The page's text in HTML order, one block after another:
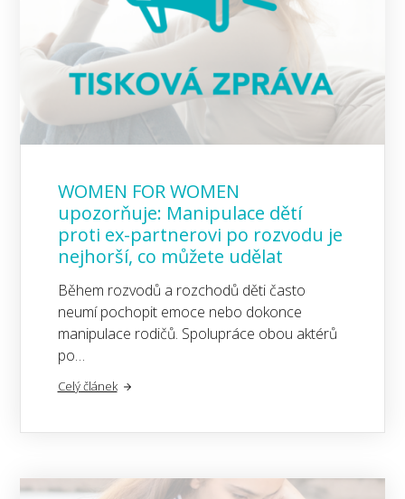
WOMEN FOR WOMEN
upozorňuje: Manipulace dětí
proti ex-partnerovi po rozvodu je
nejhorší, co můžete udělat
Během rozvodů a rozchodů děti často
neumí pochopit emoce nebo dokonce
manipulace rodičů. Spolupráce obou aktérů
po…
Celý článek